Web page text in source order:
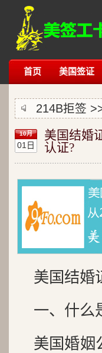
首页 美国签证
214B拒签
10月
01日
美国结婚
认证?
美国结婚
一、什么
美国婚姻